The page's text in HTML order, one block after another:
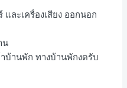
และเครื่องเสียง ออกนอก
น
บ้านพัก ทางบ้านพักงดรับ